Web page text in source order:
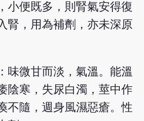
小便既多，則腎氣安得復
腎，用為補劑，亦未深原
味微甘而淡，氣溫。能溫
陰寒，失尿白濁，莖中作
不隨，週身風濕惡瘡。性